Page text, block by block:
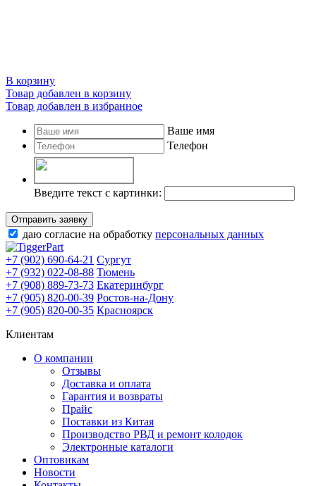
В корзину
Товар добавлен в корзину
Товар добавлен в избранное
Ваше имя
Телефон
Введите текст с картинки:
Отправить заявку
даю согласие на обработку персональных данных
+7 (902) 690-64-21 Сургут
+7 (932) 022-08-88 Тюмень
+7 (908) 889-73-73 Екатеринбург
+7 (905) 820-00-39 Ростов-на-Дону
+7 (905) 820-00-35 Красноярск
Клиентам
О компании
Отзывы
Доставка и оплата
Гарантия и возвраты
Прайс
Поставки из Китая
Производство РВД и ремонт колодок
Электронные каталоги
Оптовикам
Новости